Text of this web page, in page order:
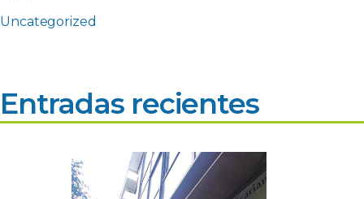
Uncategorized
Entradas recientes